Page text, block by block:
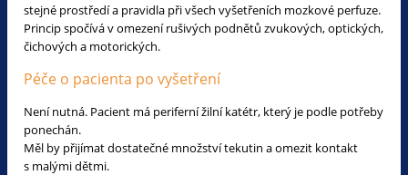
stejné prostředí a pravidla při všech vyšetřeních mozkové perfuze.
Princip spočívá v omezení rušivých podnětů zvukových, optických,
čichových a motorických.
Péče o pacienta po vyšetření
Není nutná. Pacient má periferní žilní katétr, který je podle potřeby
ponechán.
Měl by přijímat dostatečné množství tekutin a omezit kontakt
s malými dětmi.